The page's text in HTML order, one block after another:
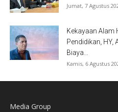
Jumat, 7 Agustus
Kekayaan Alam
Pendidikan, HY,
Biaya...
Kamis, 6 Agustus
Media Group